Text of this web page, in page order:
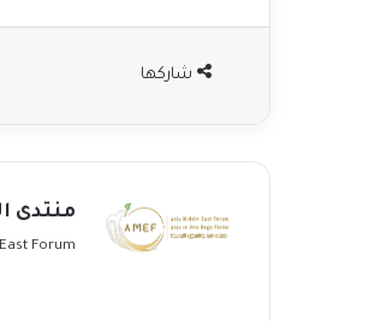
شاركها
منتدى
Forum
حماس تعلن قبولها قرار مجلس
لوقف الحرب في غزة